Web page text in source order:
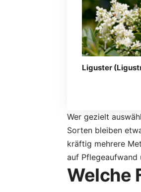
Liguster
Wer gezielt
Sorten bleiben
kräftig mehrere
auf
Welche